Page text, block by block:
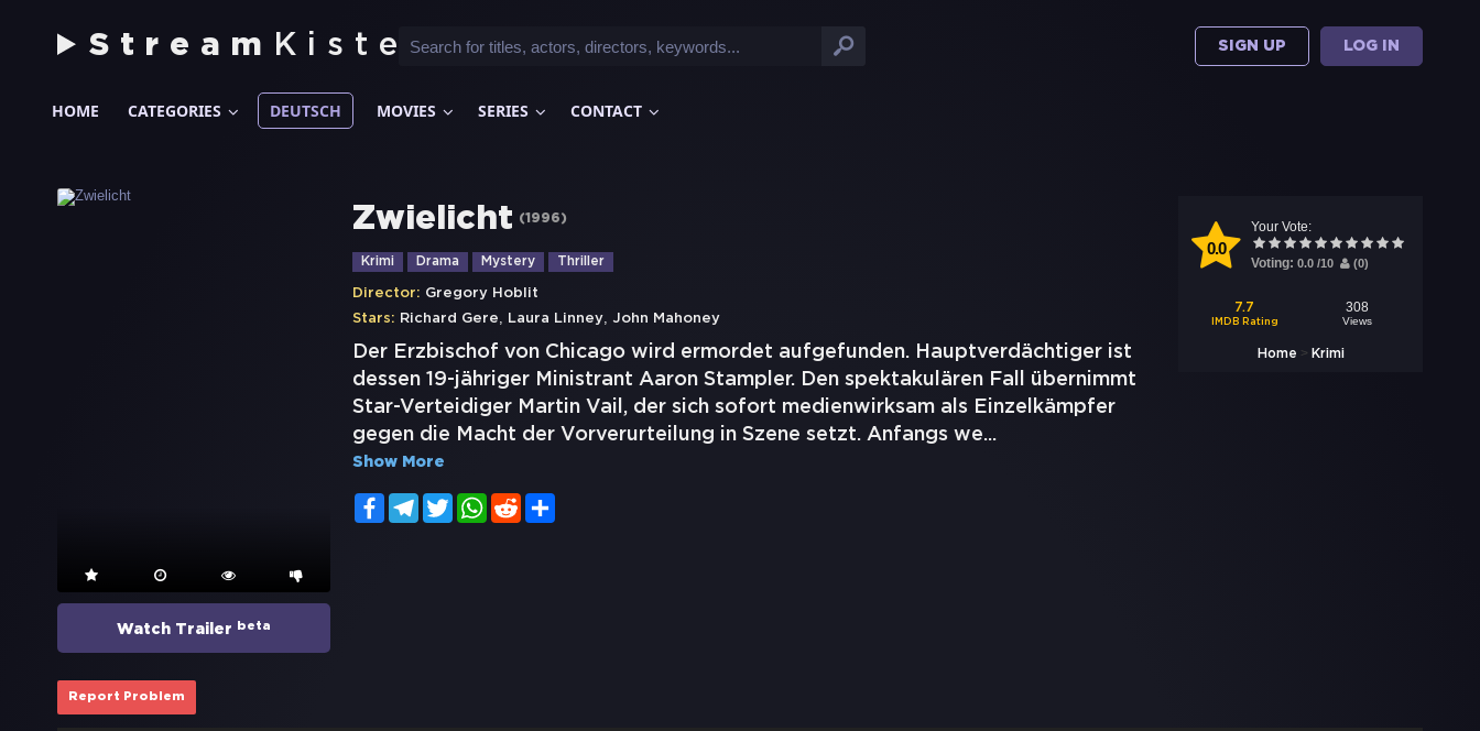
Stream Kiste SIGN UP LOG IN
HOME CATEGORIES DEUTSCH MOVIES SERIES CONTACT
Watch Trailer beta
0.0
Your Vote:
Voting: 0.0 /10 (0)
7.7
IMDB Rating
308
Views
Home > Krimi
Zwielicht (1996)
Krimi Drama Mystery Thriller
Director: Gregory Hoblit
Stars: Richard Gere, Laura Linney, John Mahoney
Der Erzbischof von Chicago wird ermordet aufgefunden. Hauptverdächtiger ist
dessen 19-jähriger Ministrant Aaron Stampler. Den spektakulären Fall übernimmt
Star-Verteidiger Martin Vail, der sich sofort medienwirksam als Einzelkämpfer
gegen die Macht der Vorverurteilung in Szene setzt. Anfangs we...
Show More
FacebookTelegramTwitterWhatsApp
Reddit
Report Problem